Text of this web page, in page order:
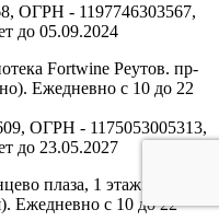
ОГРН - 1197746303567,
до 05.09.2024
Fortwine Реутов. пр-
Ежедневно с 10 до 22
ОГРН - 1175053005313,
до 23.05.2027
плаза, 1 этаж.
Ежедневно с 10 до 22